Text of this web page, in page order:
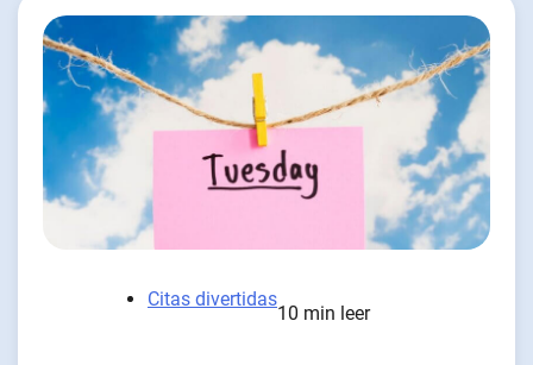
Citas divertidas
10 min leer